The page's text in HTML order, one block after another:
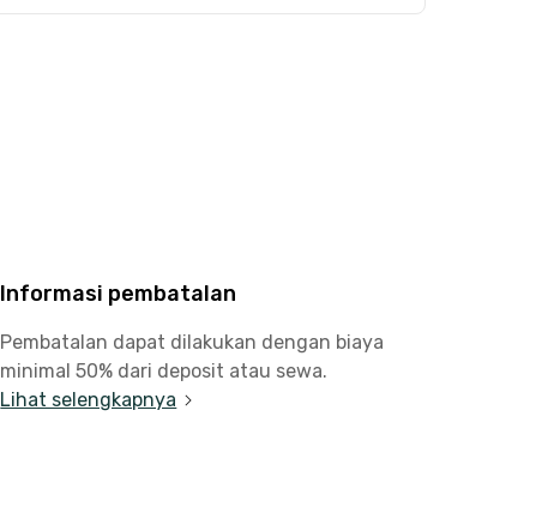
Informasi pembatalan
Pembatalan dapat dilakukan dengan biaya
minimal 50% dari deposit atau sewa.
Lihat selengkapnya